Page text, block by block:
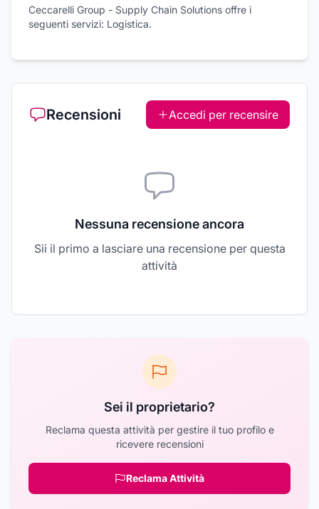
Ceccarelli Group - Supply Chain Solutions offre i
seguenti servizi: Logistica.
Recensioni Accedi per recensire
Nessuna recensione ancora
Sii il primo a lasciare una recensione per questa
attività
Sei il proprietario?
Reclama questa attività per gestire il tuo profilo e
ricevere recensioni
Reclama Attività